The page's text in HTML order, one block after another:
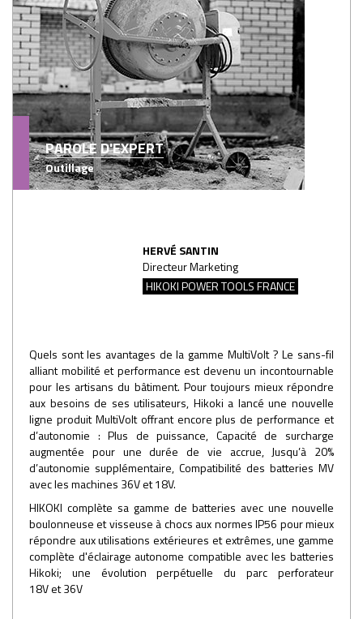
PAROLE D'EXPERT
Outillage
HERVÉ SANTIN
Directeur Marketing
HIKOKI POWER TOOLS FRANCE
Quels sont les avantages de la gamme MultiVolt ? Le sans-fil
alliant mobilité et performance est devenu un incontournable
pour les artisans du bâtiment. Pour toujours mieux répondre
aux besoins de ses utilisateurs, Hikoki a lancé une nouvelle
ligne produit MultiVolt offrant encore plus de performance et
d’autonomie : Plus de puissance, Capacité de surcharge
augmentée pour une durée de vie accrue, Jusqu’à 20%
d’autonomie supplémentaire, Compatibilité des batteries MV
avec les machines 36V et 18V.
HIKOKI complète sa gamme de batteries avec une nouvelle
boulonneuse et visseuse à chocs aux normes IP56 pour mieux
répondre aux utilisations extérieures et extrêmes, une gamme
complète d'éclairage autonome compatible avec les batteries
Hikoki; une évolution perpétuelle du parc perforateur
18V et 36V